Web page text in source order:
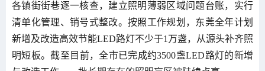
各镇街街巷逐一核查，建立照明薄弱区域问题台账，实行
清单化管理、销号式整改。按照工作规划，东莞全年计划
新增及改造高效节能LED路灯不少于1万盏，从源头补齐照
明短板。截至目前，全市已完成约3500盏LED路灯的新增